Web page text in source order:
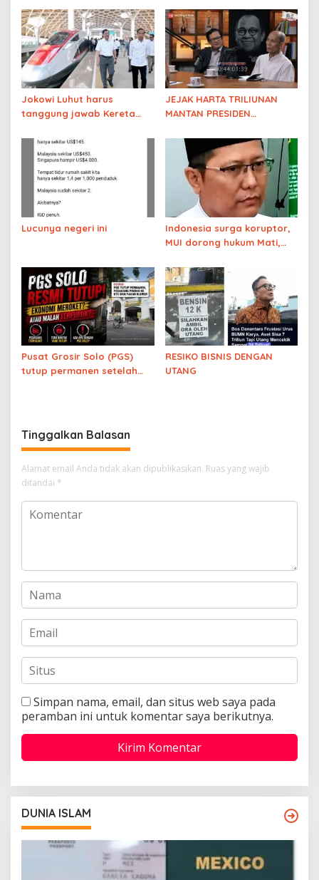
Jokowi Luhut harus
tanggung jawab Kereta
JEJAK HARTA TRILIUNAN
MANTAN PRESIDEN
Pengamat soal
Kejanggalan Harta
Keluarga Solo
Lucunya negeri ini
Indonesia surga koruptor,
MUI dorong hukum Mati,
Pusat Grosir Solo (PGS)
tutup permanen setelah
RESIKO BISNIS DENGAN
UTANG
Tinggalkan Balasan
Alamat email Anda tidak akan dipublikasikan. Ruas yang wajib
ditandai *
Simpan nama, email, dan situs web saya pada
peramban ini untuk komentar saya berikutnya.
DUNIA ISLAM